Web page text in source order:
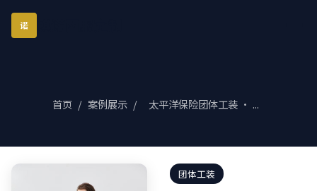
诺
首页 / 案例展示 / 太平洋保险团体工装 · ...
团体工装